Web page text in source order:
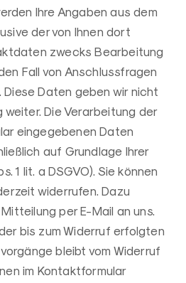
Ihre Angaben aus dem
der von Ihnen dort
zwecks Bearbeitung
Fall von Anschlussfragen
Daten geben wir nicht
weiter. Die Verarbeitung der
eingegebenen Daten
auf Grundlage Ihrer
1 lit. a DSGVO). Sie können
widerrufen. Dazu
per E-Mail an uns.
bis zum Widerruf erfolgten
bleibt vom Widerruf
im Kontaktformular